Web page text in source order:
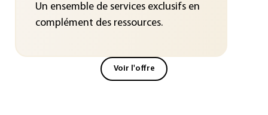
Un ensemble de services exclusifs en
complément des ressources.
Voir l'offre